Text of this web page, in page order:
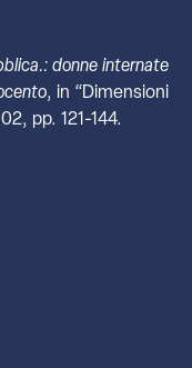
donne internate
, in “Dimensioni
pp. 121-144.